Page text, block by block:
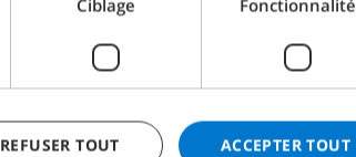
CATALAN
DANISH
Ciblage Fonctionnalité
ACCEPTER TOUT
REFUSER TOUT